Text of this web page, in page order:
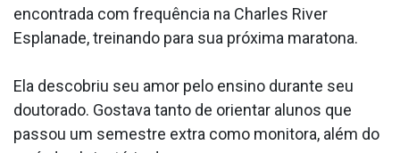
encontrada com frequência na Charles River
Esplanade, treinando para sua próxima maratona.
Ela descobriu seu amor pelo ensino durante seu
doutorado. Gostava tanto de orientar alunos que
passou um semestre extra como monitora, além do